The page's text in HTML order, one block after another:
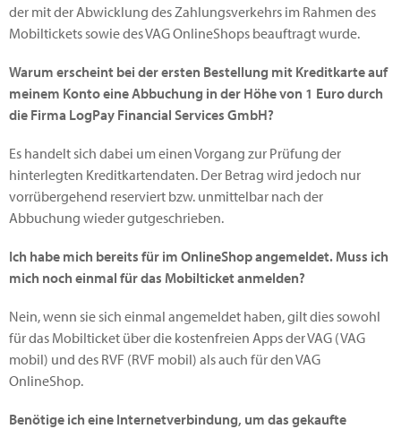
der mit der Abwicklung des Zahlungsverkehrs im Rahmen des
Mobiltickets sowie des VAG OnlineShops beauftragt wurde.
Warum erscheint bei der ersten Bestellung mit Kreditkarte auf
meinem Konto eine Abbuchung in der Höhe von 1 Euro durch
die Firma LogPay Financial Services GmbH?
Es handelt sich dabei um einen Vorgang zur Prüfung der
hinterlegten Kreditkartendaten. Der Betrag wird jedoch nur
vorrübergehend reserviert bzw. unmittelbar nach der
Abbuchung wieder gutgeschrieben.
Ich habe mich bereits für im OnlineShop angemeldet. Muss ich
mich noch einmal für das Mobilticket anmelden?
Nein, wenn sie sich einmal angemeldet haben, gilt dies sowohl
für das Mobilticket über die kostenfreien Apps der VAG (VAG
mobil) und des RVF (RVF mobil) als auch für den VAG
OnlineShop.
Benötige ich eine Internetverbindung, um das gekaufte